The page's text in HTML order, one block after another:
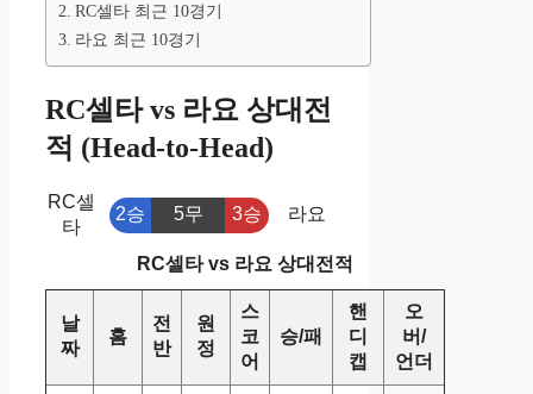
RC셀타 최근 10경기
라요 최근 10경기
RC셀타 vs 라요 상대전
적 (Head-to-Head)
RC셀
타
2승 5무 3승 라요
RC셀타 vs 라요 상대전적
날
짜
홈
전
반
원
정
스
코
어
승/패
핸
디
캡
오
버/
언더